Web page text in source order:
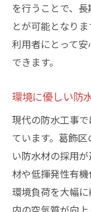
を行うことで、
とが可能となり
利用者にとって
できます。
環境に優しい防
現代の防水工事
ています。葛飾
い防水材の採用
材や低揮発性有
環境負荷を大幅